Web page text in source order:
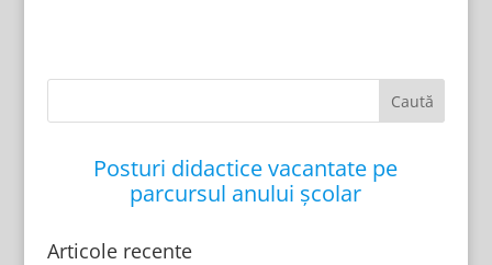
Posturi didactice vacantate pe
parcursul anului școlar
Articole recente